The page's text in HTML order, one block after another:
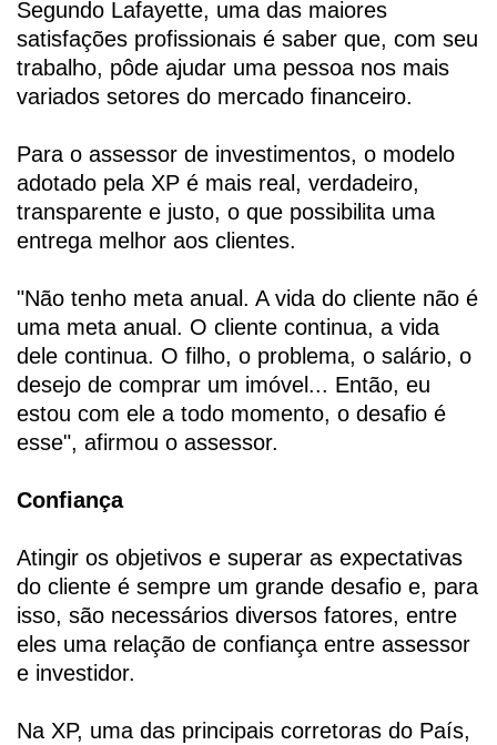
Segundo Lafayette, uma das maiores
satisfações profissionais é saber que, com seu
trabalho, pôde ajudar uma pessoa nos mais
variados setores do mercado financeiro.
Para o assessor de investimentos, o modelo
adotado pela XP é mais real, verdadeiro,
transparente e justo, o que possibilita uma
entrega melhor aos clientes.
"Não tenho meta anual. A vida do cliente não é
uma meta anual. O cliente continua, a vida
dele continua. O filho, o problema, o salário, o
desejo de comprar um imóvel... Então, eu
estou com ele a todo momento, o desafio é
esse", afirmou o assessor.
Confiança
Atingir os objetivos e superar as expectativas
do cliente é sempre um grande desafio e, para
isso, são necessários diversos fatores, entre
eles uma relação de confiança entre assessor
e investidor.
Na XP, uma das principais corretoras do País,